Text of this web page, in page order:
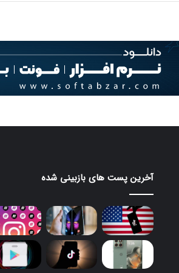
آخرین پست های بازبینی شده